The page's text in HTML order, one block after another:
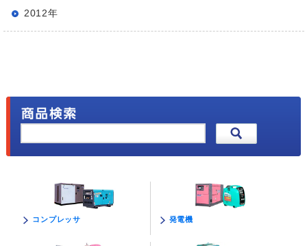
2012年
コンプレッサ 発電機